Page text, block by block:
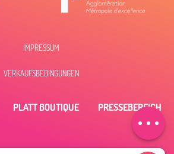
Zeitplan
IMPRESSUM
VERKAUFSBEDINGUNGEN
PLATT BOUTIQUE PRESSEBEREICH